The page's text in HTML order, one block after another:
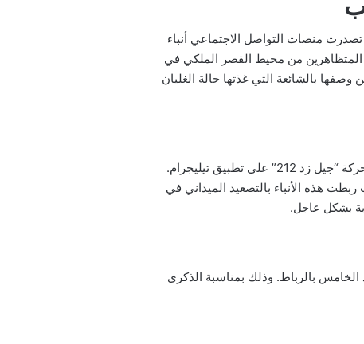
منصات التواصل الاجتماعي أنباء
المتظاهرين من محيط القصر الملكي في
بالشائعة التي غذتها حالة الغليان
بعد اشتعال مظاهرات المغرب في مساء 29 سبتمبر عبر قناة المتحدث باسم حركة “جيل زد 212” على تطبيق تيليجرام.
هذه الأنباء بالتصعيد الميداني في
بشكل عاجل.
بالرباط. وذلك بمناسبة الذكرى